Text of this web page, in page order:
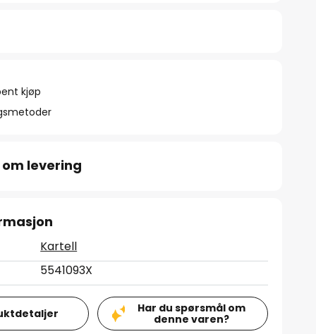
kjøp
levering
Kartell
5541093X
Har du spørsmål om
denne varen?